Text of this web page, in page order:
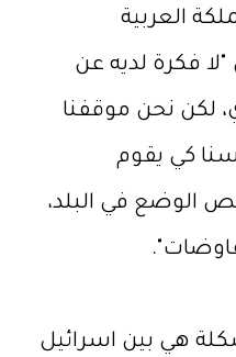
العربية
فكرة لديه عن
لكن نحن موقفنا
كي يقوم
الوضع في البلد،
هي بين اسرائيل